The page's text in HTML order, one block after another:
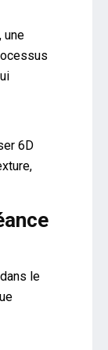
une
6D
le